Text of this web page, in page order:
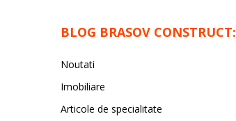
BLOG BRASOV CONSTRUCT:
Noutati
Imobiliare
Articole de specialitate